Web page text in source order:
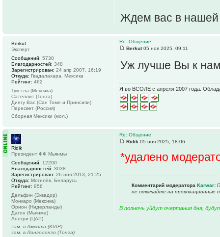
Ждем вас в нашей
Re: Общение
Berkut05 ноя 2025, 09:11
Уж лучше Вы к
Я во ВСОЛЕ с апреля 2007 года.
Berkut
Эксперт
Сообщений: 5730
Благодарностей: 348
Зарегистрирован: 24 апр 2007, 16:19
Откуда: Гвадалахара, Мексика
Рейтинг: 462
Тукстла (Мексика)
Сателлит (Тонга)
Диегу Вас (Сан Томе и Принсипи)
Пересвет (Россия)
Сборная Мексики (мол.)
Re: Общение
Ridik 05 ноя 2025, 18:06
*удалено
Комментарий модератора Karwar:
не отвечайте на
В полночь уйдут очертания дня,
Ridik
Президент ФФ Мьянмы
Сообщений: 12200
Благодарностей: 3038
Зарегистрирован: 26 ноя 2013, 21:25
Откуда: Могилёв, Беларусь
Рейтинг: 856
Дельфин (Эквадор)
Монкаро (Мексика)
Орион (Нидерланды)
Дагон (Мьянма)
Анегри (ЦАР)
зам. в Амвоти (ЮАР)
зам. в Лонголонго (Тонга)